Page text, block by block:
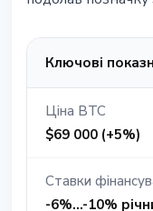
Ключові
Ціна BTC
$69 000 (+5%)
Ставки
-6%...-10%